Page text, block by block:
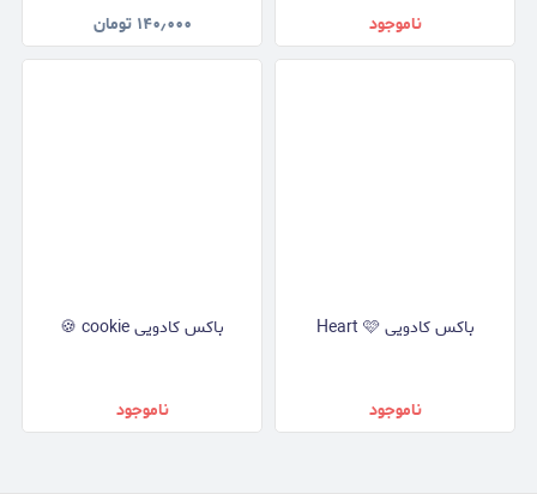
ناموجود ۱۴۰٫۰۰۰ تومان
باکس کادویی Heart 🩷
ناموجود
باکس کادویی cookie 🍪
ناموجود